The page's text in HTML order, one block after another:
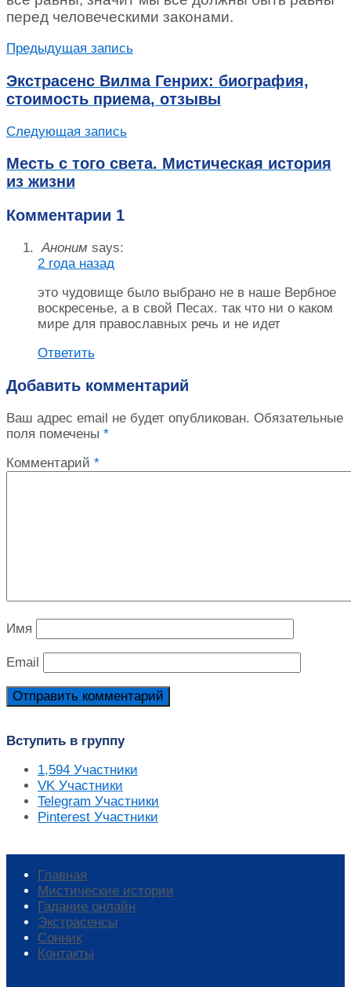
перед человеческими законами.
Предыдущая запись
Экстрасенс Вилма Генрих: биография,
стоимость приема, отзывы
Следующая запись
Месть с того света. Мистическая история
из жизни
Комментарии 1
Аноним says:
2 года назад
это чудовище было выбрано не в наше Вербное
воскресенье, а в свой Песах. так что ни о каком
мире для православных речь и не идет
Ответить
Добавить комментарий
Ваш адрес email не будет опубликован. Обязательные
поля помечены *
Комментарий *
Имя
Email
Вступить в группу
1,594 Участники
VK Участники
Telegram Участники
Pinterest Участники
Главная
Мистические истории
Гадание онлайн
Экстрасенсы
Сонник
Контакты